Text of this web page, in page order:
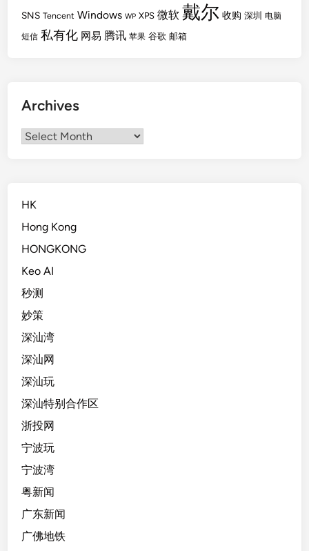
SNS Tencent Windows WP XPS 微软 戴尔 收购 深圳 电脑
短信 私有化 网易 腾讯 苹果 谷歌 邮箱
Archives
Archives
HK
Hong Kong
HONGKONG
Keo AI
秒测
妙策
深汕湾
深汕网
深汕玩
深汕特别合作区
浙投网
宁波玩
宁波湾
粤新闻
广东新闻
广佛地铁